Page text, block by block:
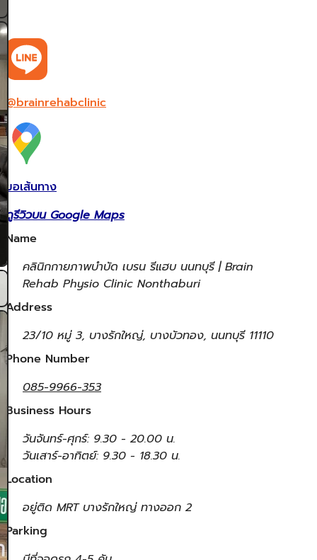
@brainrehabclinic
ขอเส้นทาง
ดูรีวิวบน Google Maps
Name
คลินิกกายภาพบำบัด เบรน รีแฮบ นนทบุรี | Brain
Rehab Physio Clinic Nonthaburi
Address
23/10 หมู่ 3, บางรักใหญ่, บางบัวทอง, นนทบุรี 11110
Phone Number
085-9966-353
Business Hours
วันจันทร์-ศุกร์: 9.30 - 20.00 น.
วันเสาร์-อาทิตย์: 9.30 - 18.30 น.
Location
อยู่ติด MRT บางรักใหญ่ ทางออก 2
Parking